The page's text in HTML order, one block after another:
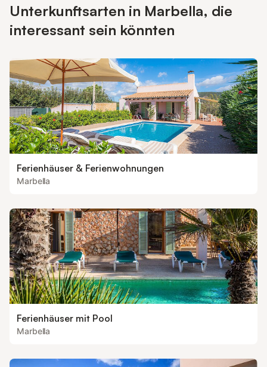
Unterkunftsarten in Marbella, die
interessant sein könnten
Ferienhäuser & Ferienwohnungen
Marbella
Ferienhäuser mit Pool
Marbella